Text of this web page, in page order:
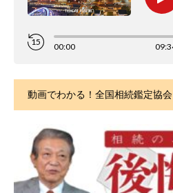
動画でわかる！全国相続鑑定協会